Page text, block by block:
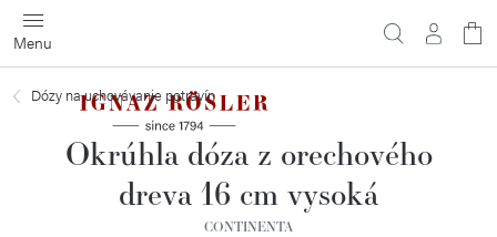
Prejsť
na
obsah
Dózy na uchovávanie potravín
Okrúhla dóza z orechového
dreva 16 cm vysoká
CONTINENTA